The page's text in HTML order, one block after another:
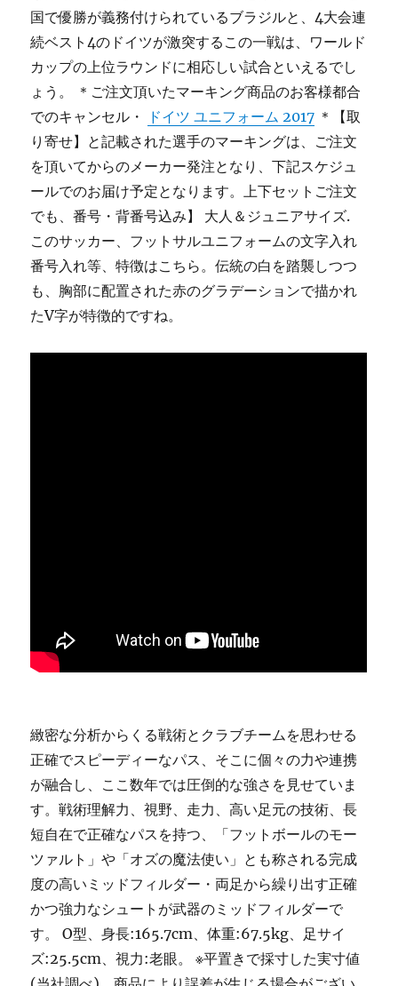
国で優勝が義務付けられているブラジルと、4大会連
続ベスト4のドイツが激突するこの一戦は、ワールド
カップの上位ラウンドに相応しい試合といえるでし
ょう。 ＊ご注文頂いたマーキング商品のお客様都合
でのキャンセル・
ドイツ ユニフォーム 2017 ＊【取
り寄せ】と記載された選手のマーキングは、ご注文
を頂いてからのメーカー発注となり、下記スケジュ
ールでのお届け予定となります。上下セットご注文
でも、番号・背番号込み】 大人＆ジュニアサイズ.
このサッカー、フットサルユニフォームの文字入れ
番号入れ等、特徴はこちら。伝統の白を踏襲しつつ
も、胸部に配置された赤のグラデーションで描かれ
たV字が特徴的ですね。
緻密な分析からくる戦術とクラブチームを思わせる
正確でスピーディーなパス、そこに個々の力や連携
が融合し、ここ数年では圧倒的な強さを見せていま
す。戦術理解力、視野、走力、高い足元の技術、長
短自在で正確なパスを持つ、「フットボールのモー
ツァルト」や「オズの魔法使い」とも称される完成
度の高いミッドフィルダー・両足から繰り出す正確
かつ強力なシュートが武器のミッドフィルダーで
す。 O型、身長:165.7cm、体重:67.5kg、足サイ
ズ:25.5cm、視力:老眼。 ※平置きで採寸した実寸値